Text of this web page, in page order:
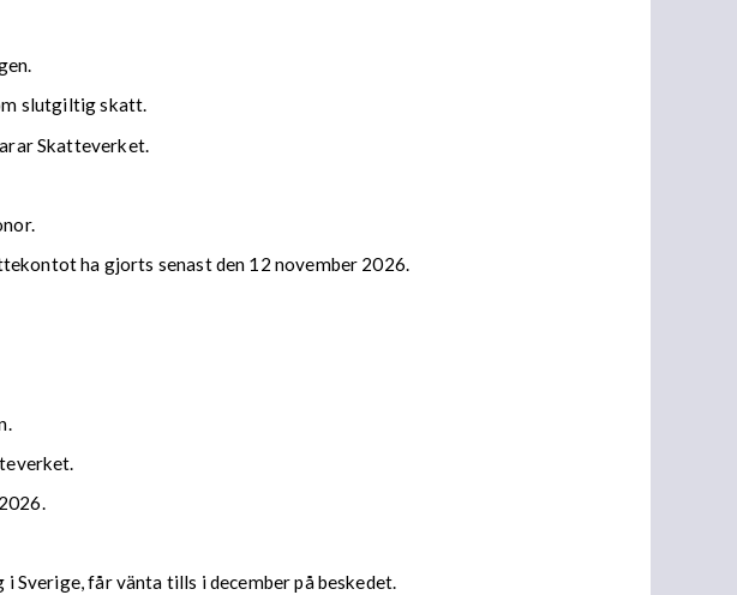
slutgiltig skatt.
Skatteverket.
ha gjorts senast den 12 november 2026.
Sverige, får vänta tills i december på beskedet.